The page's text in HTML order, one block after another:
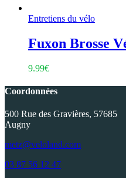
Entretiens du vélo
Fuxon Brosse
9.99€
Coordonnées
500 Rue des Gravières, 57685
Augny
metz@veloland.com
03 87 56 12 47